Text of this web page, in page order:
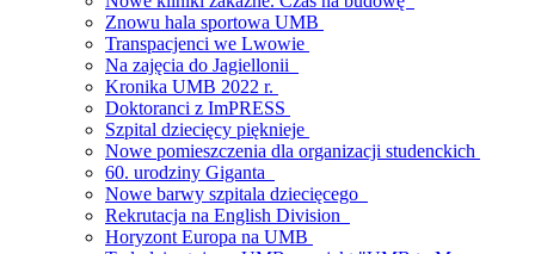
Znowu hala sportowa UMB
Transpacjenci we Lwowie
Na zajęcia do Jagiellonii
Kronika UMB 2022 r.
Doktoranci z ImPRESS
Szpital dziecięcy pięknieje
Nowe pomieszczenia dla organizacji studenckich
60. urodziny Giganta
Nowe barwy szpitala dziecięcego
Rekrutacja na English Division
Horyzont Europa na UMB